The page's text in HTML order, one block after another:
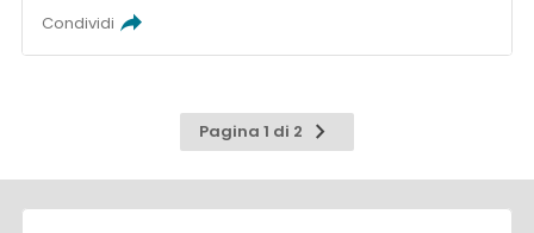
Condividi
Pagina 1 di 2
Pagina
successiva